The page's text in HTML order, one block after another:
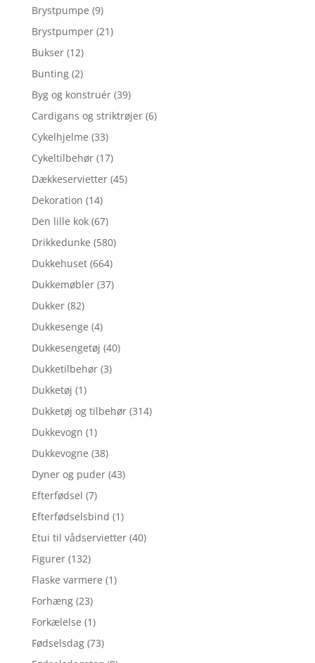
Brystpumpe (9)
Brystpumper (21)
Bukser (12)
Bunting (2)
Byg og konstruér (39)
Cardigans og striktrøjer (6)
Cykelhjelme (33)
Cykeltilbehør (17)
Dækkeservietter (45)
Dekoration (14)
Den lille kok (67)
Drikkedunke (580)
Dukkehuset (664)
Dukkemøbler (37)
Dukker (82)
Dukkesenge (4)
Dukkesengetøj (40)
Dukketilbehør (3)
Dukketøj (1)
Dukketøj og tilbehør (314)
Dukkevogn (1)
Dukkevogne (38)
Dyner og puder (43)
Efterfødsel (7)
Efterfødselsbind (1)
Etui til vådservietter (40)
Figurer (132)
Flaske varmere (1)
Forhæng (23)
Forkælelse (1)
Fødselsdag (73)